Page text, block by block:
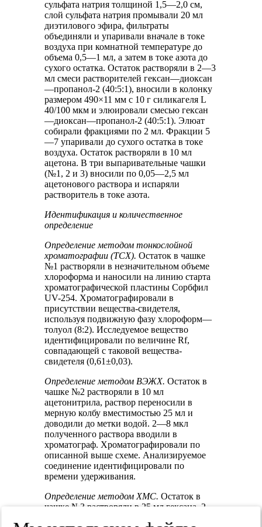
сульфата натрия толщиной 1,5—2,0 см,
слой сульфата натрия промывали 20 мл
диэтилового эфира, фильтраты
объединяли и упаривали вначале в токе
воздуха при комнатной температуре до
объема 0,5—1 мл, а затем в токе азота до
сухого остатка. Остаток растворяли в 2—3
мл смеси растворителей гексан—диоксан
—пропанол-2 (40:5:1), вносили в колонку
размером 490×11 мм с 10 г силикагеля L
40/100 мкм и элюировали смесью гексан
—диоксан—пропанол-2 (40:5:1). Элюат
собирали фракциями по 2 мл. Фракции 5
—7 упаривали до сухого остатка в токе
воздуха. Остаток растворяли в 10 мл
ацетона. В три выпаривательные чашки
(№1, 2 и 3) вносили по 0,05—2,5 мл
ацетонового раствора и испаряли
растворитель в токе азота.
Идентификация и количественное
определение
Определение методом тонкослойной
хроматографии (ТСХ). Остаток в чашке
№1 растворяли в незначительном объеме
хлороформа и наносили на линию старта
хроматографической пластины Сорбфил
UV-254. Хроматографировали в
присутствии вещества-свидетеля,
используя подвижную фазу хлороформ—
толуол (8:2). Исследуемое вещество
идентифицировали по величине Rf,
совпадающей с таковой вещества-
свидетеля (0,61±0,03).
Определение методом ВЭЖХ. Остаток в
чашке №2 растворяли в 10 мл
ацетонитрила, раствор переносили в
мерную колбу вместимостью 25 мл и
доводили до метки водой. 2—8 мкл
полученного раствора вводили в
хроматограф. Хроматографировали по
описанной выше схеме. Анализируемое
соединение идентифицировали по
времени удерживания.
Определение методом ХМС. Остаток в
чашке №3 растворяли в 25 мл гексана. 2—